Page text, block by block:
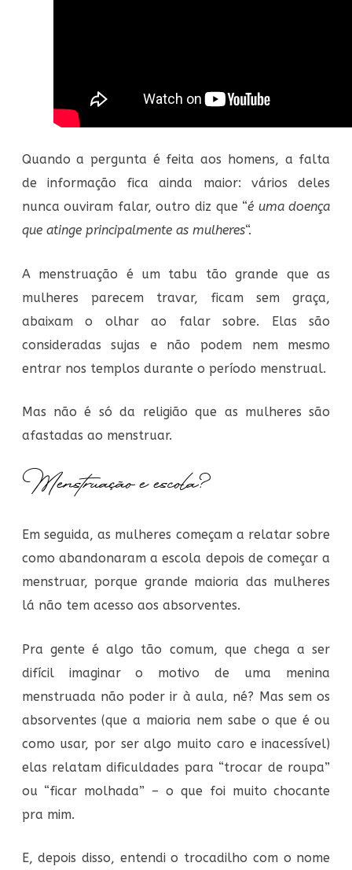
Quando a pergunta é feita aos homens, a falta
de informação fica ainda maior: vários deles
nunca ouviram falar, outro diz que “é uma doença
que atinge principalmente as mulheres“.
A menstruação é um tabu tão grande que as
mulheres parecem travar, ficam sem graça,
abaixam o olhar ao falar sobre. Elas são
consideradas sujas e não podem nem mesmo
entrar nos templos durante o período menstrual.
Mas não é só da religião que as mulheres são
afastadas ao menstruar.
Menstruação e escola?
Em seguida, as mulheres começam a relatar sobre
como abandonaram a escola depois de começar a
menstruar, porque grande maioria das mulheres
lá não tem acesso aos absorventes.
Pra gente é algo tão comum, que chega a ser
difícil imaginar o motivo de uma menina
menstruada não poder ir à aula, né? Mas sem os
absorventes (que a maioria nem sabe o que é ou
como usar, por ser algo muito caro e inacessível)
elas relatam dificuldades para “trocar de roupa”
ou “ficar molhada” – o que foi muito chocante
pra mim.
E, depois disso, entendi o trocadilho com o nome